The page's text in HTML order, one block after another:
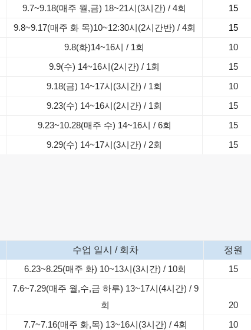
9.7~9.18(매주 월,금) 18~21시(3시간) / 4회 15
9.8~9.17(매주 화 목)10~12:30시(2시간반) / 4회 15
9.8(화)14~16시 / 1회 10
9.9(수) 14~16시(2시간) / 1회 15
9.18(금) 14~17시(3시간) / 1회 10
9.23(수) 14~16시(2시간) / 1회 15
9.23~10.28(매주 수) 14~16시 / 6회 15
9.29(수) 14~17시(3시간) / 2회 15
수업 일시 / 회차 정원
6.23~8.25(매주 화) 10~13시(3시간) / 10회 15
7.6~7.29(매주 월,수,금 하루) 13~17시(4시간) / 9
회
20
7.7~7.16(매주 화,목) 13~16시(3시간) / 4회 10